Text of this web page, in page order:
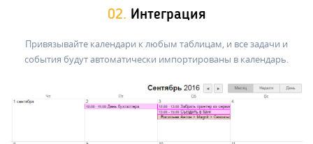
02. Интеграция
Привязывайте календари к любым таблицам, и все задачи и
события будут автоматически импортированы в календарь.